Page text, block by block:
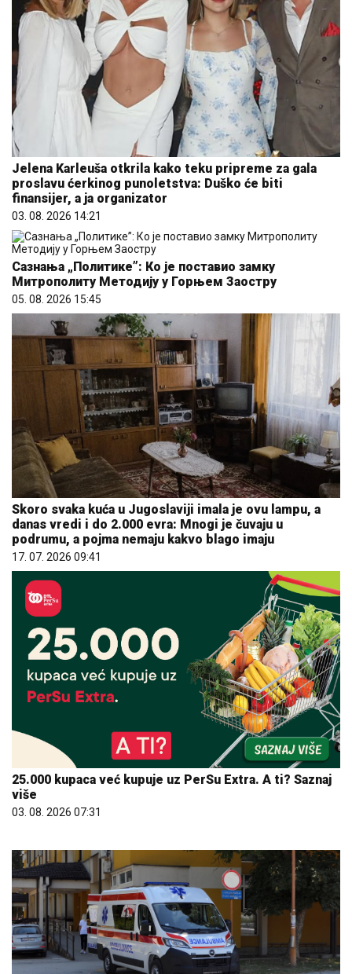
Jelena Karleuša otkrila kako teku pripreme za gala
proslavu ćerkinog punoletstva: Duško će biti
finansijer, a ja organizator
03. 08. 2026 14:21
Сазнања „Политике”: Ко је поставио замку
Митрополиту Методију у Горњем Заостру
05. 08. 2026 15:45
Skoro svaka kuća u Jugoslaviji imala je ovu lampu, a
danas vredi i do 2.000 evra: Mnogi je čuvaju u
podrumu, a pojma nemaju kakvo blago imaju
17. 07. 2026 09:41
25.000 kupaca već kupuje uz PerSu Extra. A ti? Saznaj
više
03. 08. 2026 07:31